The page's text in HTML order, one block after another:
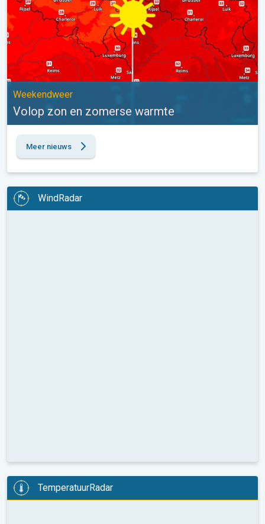
Weekendweer
Volop zon en zomerse warmte
Meer nieuws
WindRadar
TemperatuurRadar